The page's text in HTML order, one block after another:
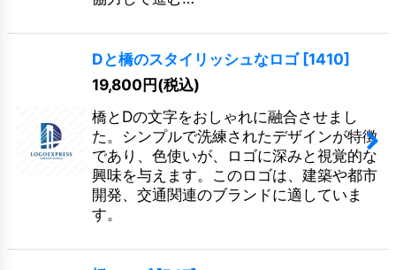
Dと橋のスタイリッシュなロゴ [1410]
19,800円(税込)
橋とDの文字をおしゃれに融合させまし
た。シンプルで洗練されたデザインが特徴
であり、色使いが、ロゴに深みと視覚的な
興味を与えます。このロゴは、建築や都市
開発、交通関連のブランドに適していま
す。